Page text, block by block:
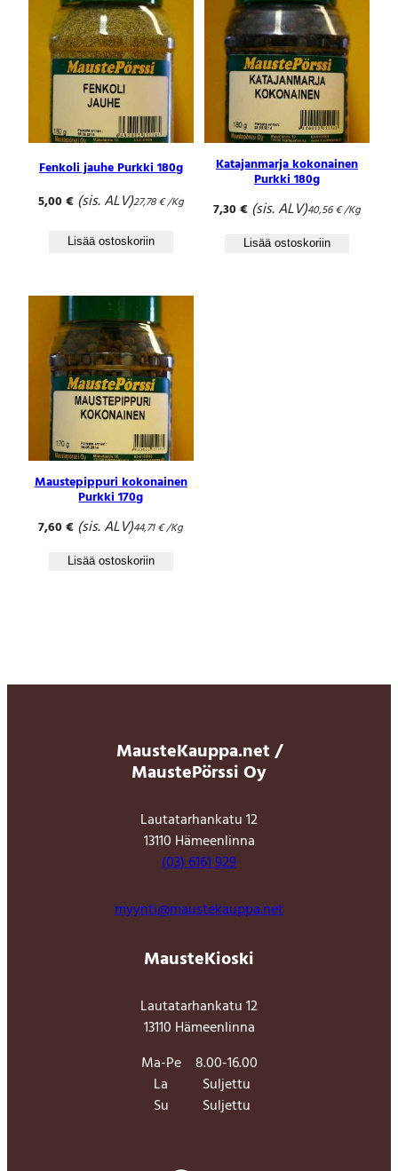
Fenkoli jauhe Purkki 180g
5,00€ (sis. ALV)27,78€/Kg
Lisää ostoskoriin
Katajanmarja kokonainen
Purkki 180g
7,30€ (sis. ALV)40,56€/Kg
Lisää ostoskoriin
Maustepippuri kokonainen
Purkki 170g
7,60€ (sis. ALV)44,71€/Kg
Lisää ostoskoriin
MausteKauppa.net /
MaustePörssi Oy
Lautatarhankatu 12
13110 Hämeenlinna
(03) 6161 929
myynti@maustekauppa.net
MausteKioski
Lautatarhankatu 12
13110 Hämeenlinna
Ma-Pe
8.00-16.00
La
Suljettu
Su
Suljettu